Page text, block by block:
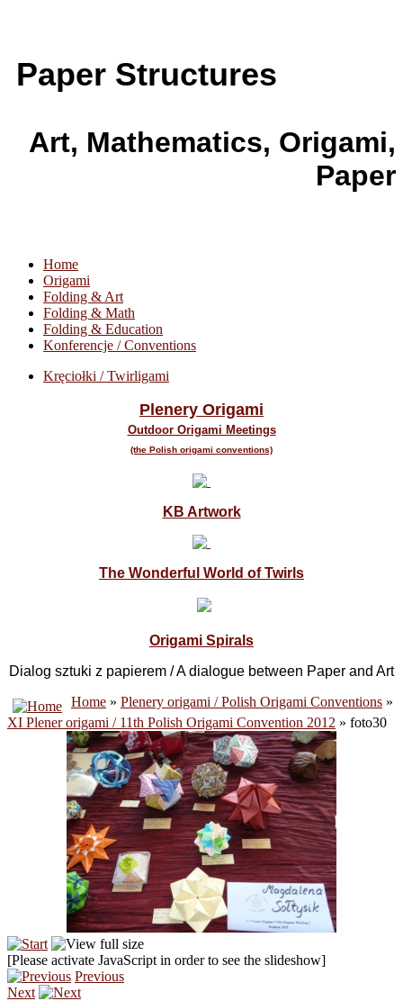
Paper Structures
Art, Mathematics, Origami,
Paper
Home
Origami
Folding & Art
Folding & Math
Folding & Education
Konferencje / Conventions
Kręciołki / Twirligami
Plenery Origami
Outdoor Origami Meetings
(the Polish origami conventions)
KB Artwork
The Wonderful World of Twirls
Origami Spirals
Dialog sztuki z papierem / A dialogue between Paper and Art
Home » Plenery origami / Polish Origami Conventions »
XI Plener origami / 11th Polish Origami Convention 2012 » foto30
[Please activate JavaScript in order to see the slideshow]
Previous
Next